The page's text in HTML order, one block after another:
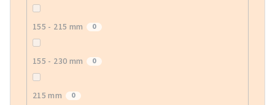
155 - 215 mm 0
155 - 230 mm 0
215 mm 0